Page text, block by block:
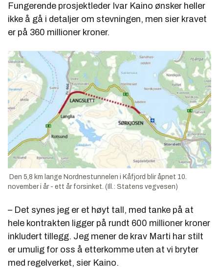
Fungerende prosjektleder Ivar Kaino ønsker heller
ikke å gå i detaljer om stevningen, men sier kravet
er på 360 millioner kroner.
Den 5,8 km lange Nordnestunnelen i Kåfjord blir åpnet 10.
november i år - ett år forsinket. (Ill.: Statens vegvesen)
– Det synes jeg er et høyt tall, med tanke på at
hele kontrakten ligger på rundt 600 millioner kroner
inkludert tillegg. Jeg mener de krav Marti har stilt
er umulig for oss å etterkomme uten at vi bryter
med regelverket, sier Kaino.